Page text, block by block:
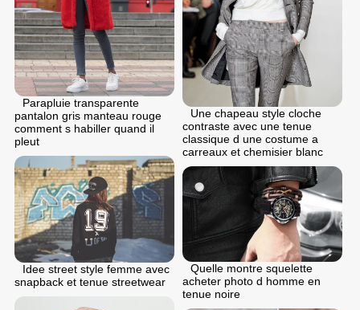
Parapluie transparente
pantalon gris manteau rouge
comment s habiller quand il
pleut
Une chapeau style cloche
contraste avec une tenue
classique d une costume a
carreaux et chemisier blanc
Idee street style femme avec
snapback et tenue streetwear
Quelle montre squelette
acheter photo d homme en
tenue noire